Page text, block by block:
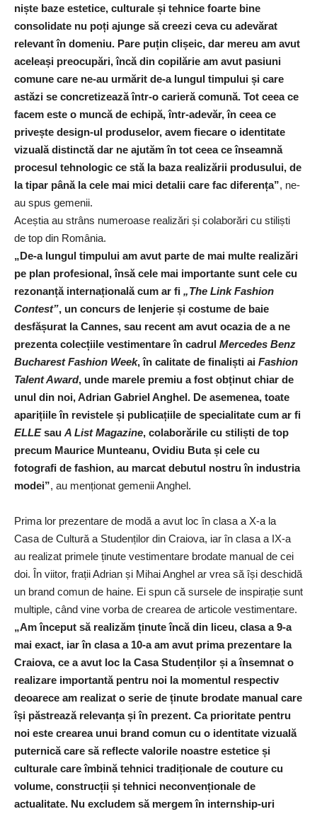
niște baze estetice, culturale și tehnice foarte bine
consolidate nu poți ajunge să creezi ceva cu adevărat
relevant în domeniu. Pare puțin clișeic, dar mereu am avut
aceleași preocupări, încă din copilărie am avut pasiuni
comune care ne-au urmărit de-a lungul timpului și care
astăzi se concretizează într-o carieră comună. Tot ceea ce
facem este o muncă de echipă, într-adevăr, în ceea ce
privește design-ul produselor, avem fiecare o identitate
vizuală distinctă dar ne ajutăm în tot ceea ce înseamnă
procesul tehnologic ce stă la baza realizării produsului, de
la tipar până la cele mai mici detalii care fac diferența”, ne-
au spus gemenii.
Aceștia au strâns numeroase realizări și colaborări cu stiliști
de top din România.
„De-a lungul timpului am avut parte de mai multe realizări
pe plan profesional, însă cele mai importante sunt cele cu
rezonanță internațională cum ar fi „The Link Fashion
Contest”, un concurs de lenjerie și costume de baie
desfășurat la Cannes, sau recent am avut ocazia de a ne
prezenta colecțiile vestimentare în cadrul Mercedes Benz
Bucharest Fashion Week, în calitate de finaliști ai Fashion
Talent Award, unde marele premiu a fost obținut chiar de
unul din noi, Adrian Gabriel Anghel. De asemenea, toate
aparițiile în revistele și publicațiile de specialitate cum ar fi
ELLEsau A List Magazine, colaborările cu stiliști de top
precum Maurice Munteanu, Ovidiu Buta și cele cu
fotografi de fashion, au marcat debutul nostru în industria
modei”, au menționat gemenii Anghel.
Prima lor prezentare de modă a avut loc în clasa a X-a la
Casa de Cultură a Studenților din Craiova, iar în clasa a IX-a
au realizat primele ținute vestimentare brodate manual de cei
doi. În viitor, frații Adrian și Mihai Anghel ar vrea să își deschidă
un brand comun de haine. Ei spun că sursele de inspirație sunt
multiple, când vine vorba de crearea de articole vestimentare.
„Am început să realizăm ținute încă din liceu, clasa a 9-a
mai exact, iar în clasa a 10-a am avut prima prezentare la
Craiova, ce a avut loc la Casa Studenților și a însemnat o
realizare importantă pentru noi la momentul respectiv
deoarece am realizat o serie de ținute brodate manual care
își păstrează relevanța și în prezent. Ca prioritate pentru
noi este crearea unui brand comun cu o identitate vizuală
puternică care să reflecte valorile noastre estetice și
culturale care îmbină tehnici tradiționale de couture cu
volume, construcții și tehnici neconvenționale de
actualitate. Nu excludem să mergem în internship-uri